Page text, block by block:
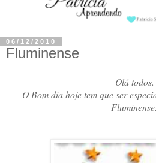
06/12/2010
Fluminense
Olá todos.
O Bom dia hoje tem que ser